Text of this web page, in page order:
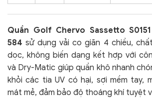
Quần Golf Chervo Sassetto
584sử dụng vải co giãn 4 chiều,
dọc, không biến dạng kết hợp với
và Dry-Matic giúp quần khô nhanh
khỏi các tia UV có hại, sợi mềm tay,
mát mẻ, đảm bảo độ thoáng khí tuyệt